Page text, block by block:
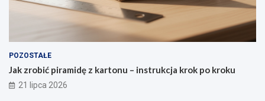
POZOSTAŁE
Jak zrobić piramidę z kartonu – instrukcja krok po kroku
21 lipca 2026